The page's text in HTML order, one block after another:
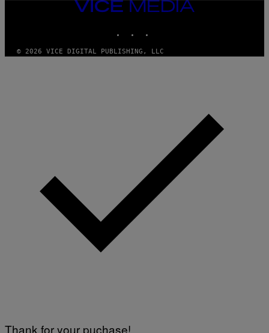
VICE
MEDIA
© 2026 VICE DIGITAL PUBLISHING, LLC
Thank for your puchase!